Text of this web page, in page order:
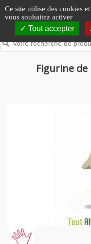
Panneau de gestion des
Ce site utilise des cookies
vous souhaitez activer
Tout accepter
Figurine de